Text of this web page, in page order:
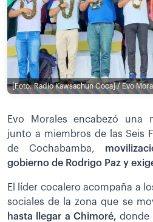
[Foto: Radio Kawsachun Coca] / Evo
Evo Morales encabezó una
junto a miembros de las Seis
de Cochabamba,
gobierno de Rodrigo Paz y
El líder cocalero acompaña a
sociales de la zona que se
hasta llegar a Chimoré, donde